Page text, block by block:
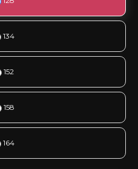
134
152
158
164